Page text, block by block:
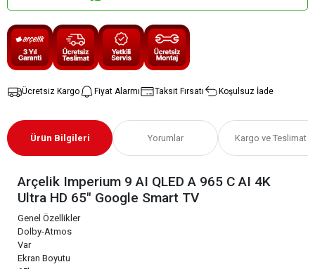
Ücretsiz Kargo Fiyat Alarmı Taksit Fırsatı Koşulsuz İade
Ürün Bilgileri Yorumlar Kargo ve Teslimat
Arçelik Imperium 9 AI QLED A 965 C AI 4K
Ultra HD 65" Google Smart TV
Genel Özellikler
Dolby-Atmos
Var
Ekran Boyutu